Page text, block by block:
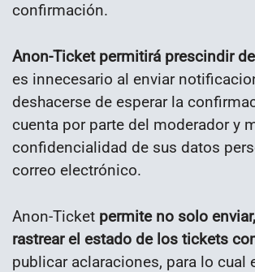
confirmación.
Anon-Ticket permitirá prescindir
es innecesario al enviar
deshacerse de esperar la
cuenta por parte del moderador y
confidencialidad de sus datos
correo electrónico.
Anon-Ticket permite no solo
rastrear el estado de los tickets
publicar aclaraciones, para lo cual